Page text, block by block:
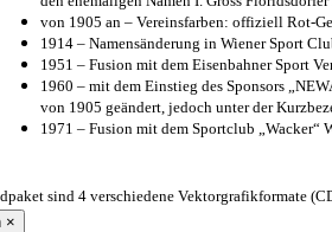
von 1905 an – Vereinsfarben: offiziell Rot-
1914 – Namensänderung in Wiener Sport
1951 – Fusion mit dem Eisenbahner Sport
1960 – mit dem Einstieg des Sponsors
von 1905 geändert, jedoch unter der
1971 – Fusion mit dem Sportclub „Wacker“
sind 4 verschiedene Vektorgrafikformate
×